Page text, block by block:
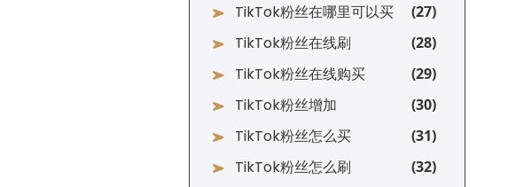
TikTok粉丝在哪里可以买
TikTok粉丝在线刷
TikTok粉丝在线购买
TikTok粉丝增加
TikTok粉丝怎么买
TikTok粉丝怎么刷